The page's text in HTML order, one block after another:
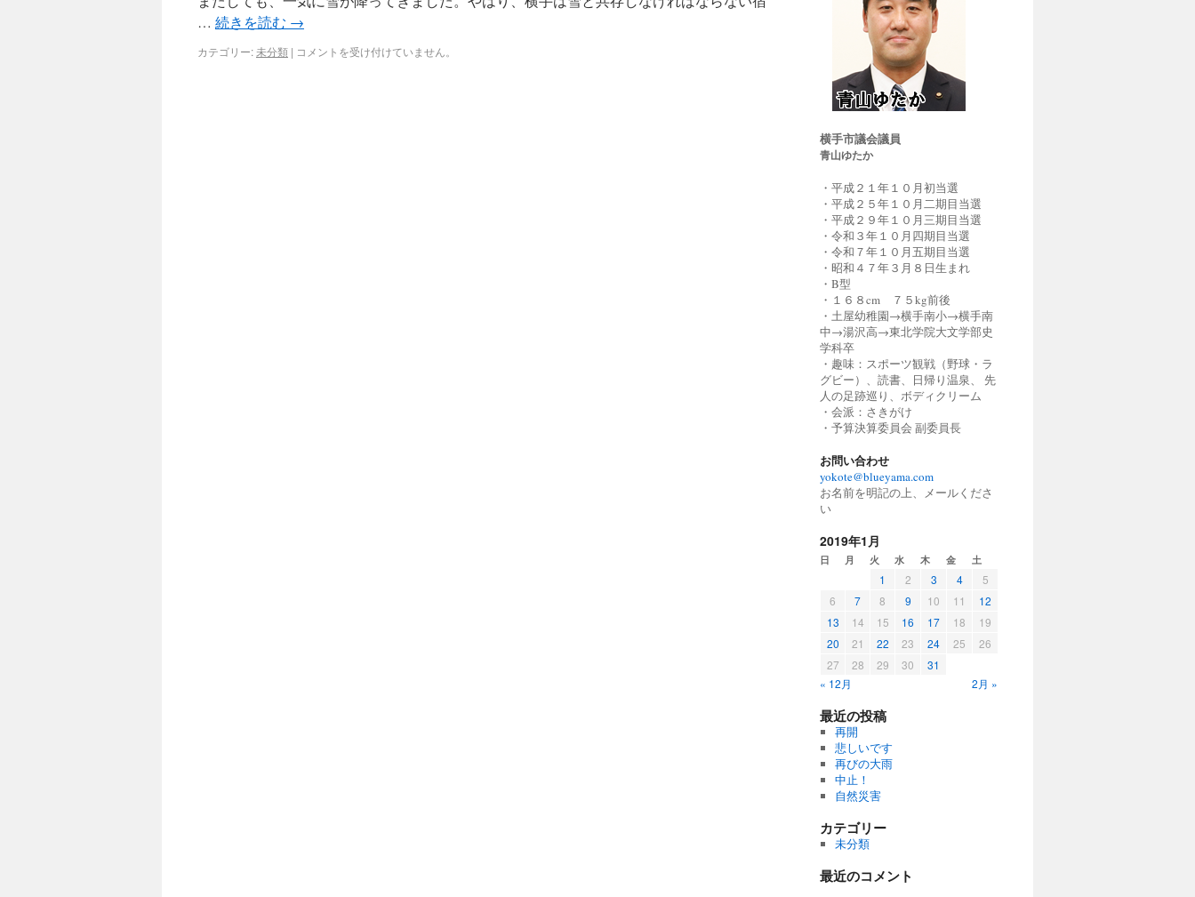
… 続きを読む →
カテゴリー:未分類 | コメントを受け付けていません。
横手市議会議員
青山ゆたか
・平成２１年１０月初当選
・平成２５年１０月二期目当選
・平成２９年１０月三期目当選
・令和３年１０月四期目当選
・令和７年１０月五期目当選
・昭和４７年３月８日生まれ
・B型
・１６８cm ７５kg前後
・土屋幼稚園→横手南小→横手南
中→湯沢高→東北学院大文学部史
学科卒
・趣味：スポーツ観戦（野球・ラ
グビー）、読書、日帰り温泉、 先
人の足跡巡り、ボディクリーム
・会派：さきがけ
・予算決算委員会 副委員長
お問い合わせ
yokote@blueyama.com
お名前を明記の上、メールくださ
い
2019年1月
日 月 火 水 木 金 土
« 12月 2月 »
1 2 3 4
5
6
7 8 9 10 11
12
13
14 15 16 17 18
19
20
21 22 23 24 25
26
27
28 29 30 31
最近の投稿
再開
悲しいです
再びの大雨
中止！
自然災害
カテゴリー
未分類
最近のコメント